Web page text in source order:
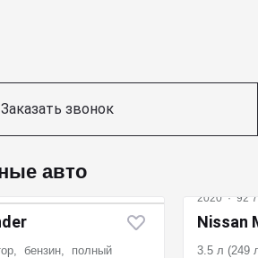
Заказать звонок
авто
бензин, полный
2020 · 92
Nissan
3.5 л (249